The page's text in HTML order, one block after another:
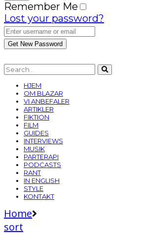
Remember Me
Lost your password?
HJEM
OM BLAZAR
VI ANBEFALER
ARTIKLER
FIKTION
FILM
GUIDES
INTERVIEWS
MUSIK
PARTERAPI
PODCASTS
RANT
IN ENGLISH
STYLE
KONTAKT
Home
sort